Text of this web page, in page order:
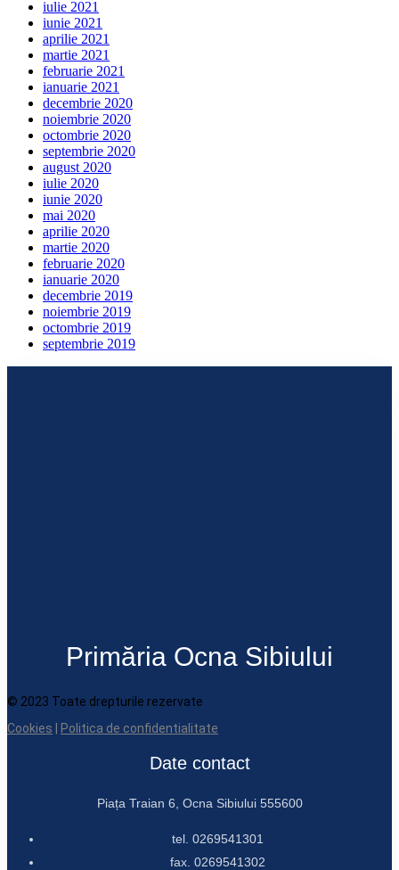
iulie 2021
iunie 2021
aprilie 2021
martie 2021
februarie 2021
ianuarie 2021
decembrie 2020
noiembrie 2020
octombrie 2020
septembrie 2020
august 2020
iulie 2020
iunie 2020
mai 2020
aprilie 2020
martie 2020
februarie 2020
ianuarie 2020
decembrie 2019
noiembrie 2019
octombrie 2019
septembrie 2019
Primăria Ocna Sibiului
© 2023 Toate drepturile rezervate
Cookies
Politica de confidentialitate
Date contact
Piața Traian 6, Ocna Sibiului 555600
tel. 0269541301
fax. 0269541302